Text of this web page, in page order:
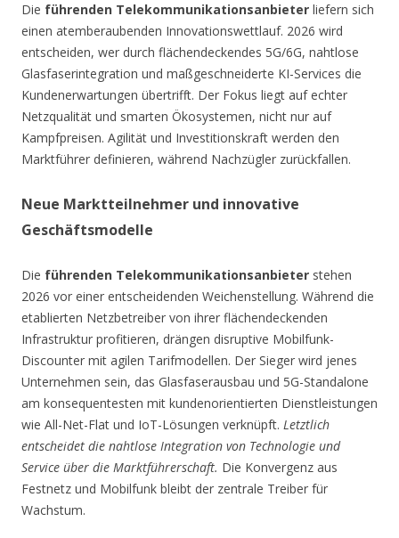
Die führenden Telekommunikationsanbieter liefern sich
einen atemberaubenden Innovationswettlauf. 2026 wird
entscheiden, wer durch flächendeckendes 5G/6G, nahtlose
Glasfaserintegration und maßgeschneiderte KI-Services die
Kundenerwartungen übertrifft. Der Fokus liegt auf echter
Netzqualität und smarten Ökosystemen, nicht nur auf
Kampfpreisen. Agilität und Investitionskraft werden den
Marktführer definieren, während Nachzügler zurückfallen.
Neue Marktteilnehmer und innovative
Geschäftsmodelle
Die führenden Telekommunikationsanbieter stehen
2026 vor einer entscheidenden Weichenstellung. Während die
etablierten Netzbetreiber von ihrer flächendeckenden
Infrastruktur profitieren, drängen disruptive Mobilfunk-
Discounter mit agilen Tarifmodellen. Der Sieger wird jenes
Unternehmen sein, das Glasfaserausbau und 5G-Standalone
am konsequentesten mit kundenorientierten Dienstleistungen
wie All-Net-Flat und IoT-Lösungen verknüpft. Letztlich
entscheidet die nahtlose Integration von Technologie und
Service über die Marktführerschaft. Die Konvergenz aus
Festnetz und Mobilfunk bleibt der zentrale Treiber für
Wachstum.